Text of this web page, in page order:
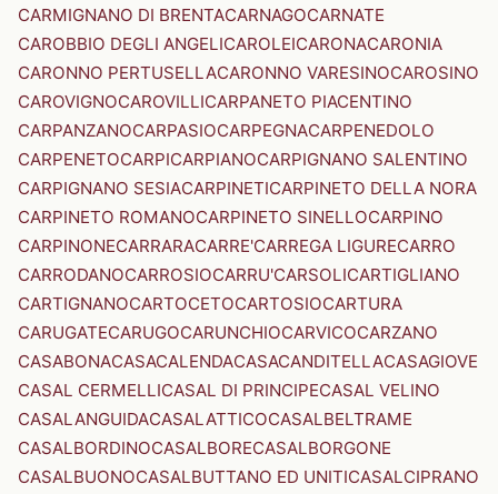
CARMIGNANO DI BRENTACARNAGOCARNATE
CAROBBIO DEGLI ANGELICAROLEICARONACARONIA
CARONNO PERTUSELLACARONNO VARESINOCAROSINO
CAROVIGNOCAROVILLICARPANETO PIACENTINO
CARPANZANOCARPASIOCARPEGNACARPENEDOLO
CARPENETOCARPICARPIANOCARPIGNANO SALENTINO
CARPIGNANO SESIACARPINETICARPINETO DELLA NORA
CARPINETO ROMANOCARPINETO SINELLOCARPINO
CARPINONECARRARACARRE'CARREGA LIGURECARRO
CARRODANOCARROSIOCARRU'CARSOLICARTIGLIANO
CARTIGNANOCARTOCETOCARTOSIOCARTURA
CARUGATECARUGOCARUNCHIOCARVICOCARZANO
CASABONACASACALENDACASACANDITELLACASAGIOVE
CASAL CERMELLICASAL DI PRINCIPECASAL VELINO
CASALANGUIDACASALATTICOCASALBELTRAME
CASALBORDINOCASALBORECASALBORGONE
CASALBUONOCASALBUTTANO ED UNITICASALCIPRANO